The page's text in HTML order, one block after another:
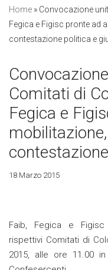
Home » Convocazione
Fegica e Figisc pronte ad
contestazione politica e
Comitati di
Fegica e
18 Marzo 2015
Faib, Fegica e
rispettivi Comitati di
2015, alle ore 11.00